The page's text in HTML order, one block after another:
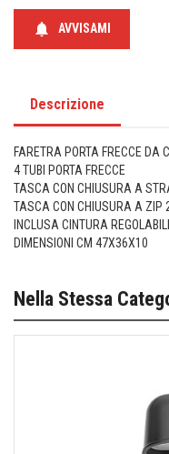
notifications AVVISAMI
Descrizione
FARETRA PORTA FRECCE DA
4 TUBI PORTA FRECCE
TASCA CON CHIUSURA A
TASCA CON CHIUSURA A ZIP
INCLUSA CINTURA
DIMENSIONI CM 47X36X10
Nella Stessa